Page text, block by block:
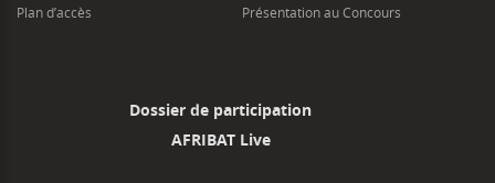
Plan d’accès Présentation au Concours
Dossier de participation
AFRIBAT Live